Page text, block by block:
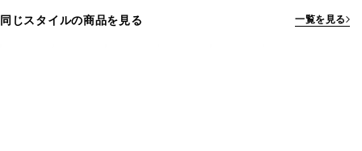
同じスタイルの商品を見る 一覧を見る